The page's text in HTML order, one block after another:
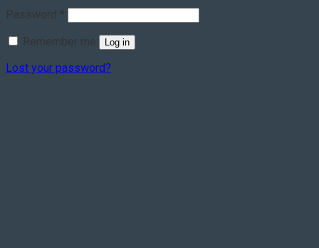
Password *
Remember me
Log in
Lost your password?